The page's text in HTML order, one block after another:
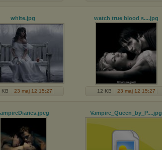
white.jpg
KB 23 maj 12 15:27
watch true blood s....jpg
12 KB 23 maj 12 15:27
.jpeg Vampire_Queen_by_P....jpg